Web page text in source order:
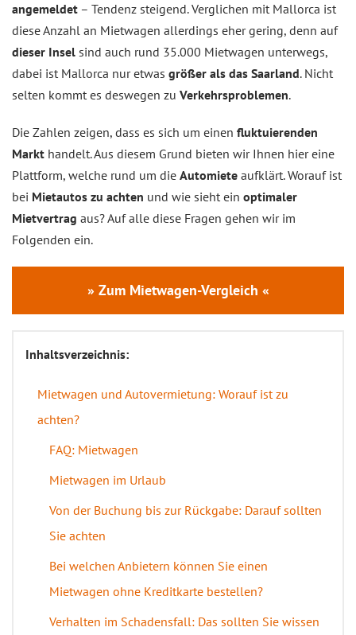
angemeldet – Tendenz steigend. Verglichen mit Mallorca ist
diese Anzahl an Mietwagen allerdings eher gering, denn auf
dieser Insel sind auch rund 35.000 Mietwagen unterwegs,
dabei ist Mallorca nur etwas größer als das Saarland. Nicht
selten kommt es deswegen zu Verkehrsproblemen.
Die Zahlen zeigen, dass es sich um einen fluktuierenden
Markt handelt. Aus diesem Grund bieten wir Ihnen hier eine
Plattform, welche rund um die Automiete aufklärt. Worauf ist
bei Mietautos zu achten und wie sieht ein optimaler
Mietvertrag aus? Auf alle diese Fragen gehen wir im
Folgenden ein.
» Zum Mietwagen-Vergleich «
Inhaltsverzeichnis:
Mietwagen und Autovermietung: Worauf ist zu
achten?
FAQ: Mietwagen
Mietwagen im Urlaub
Von der Buchung bis zur Rückgabe: Darauf sollten
Sie achten
Bei welchen Anbietern können Sie einen
Mietwagen ohne Kreditkarte bestellen?
Verhalten im Schadensfall: Das sollten Sie wissen